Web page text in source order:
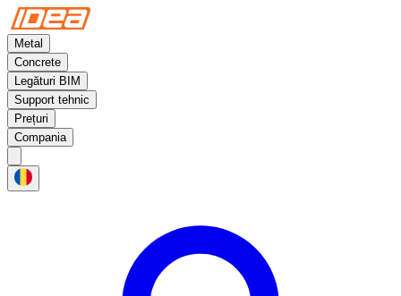
Metal
Concrete
Legături BIM
Support tehnic
Prețuri
Compania